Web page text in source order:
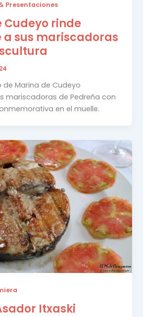
Presentaciones
Cudeyo rinde
a sus mariscadoras
de Marina de Cudeyo
mariscadoras de Pedreña con
en el muelle.
Itxaski